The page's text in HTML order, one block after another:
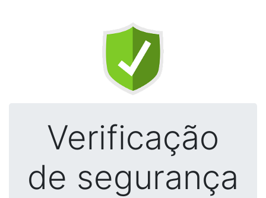
Verificação
de segurança